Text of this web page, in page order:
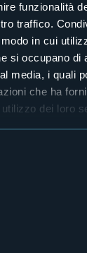
funzionalità
traffico.
in cui
si occupano di
media, i quali
che ha
dei loro